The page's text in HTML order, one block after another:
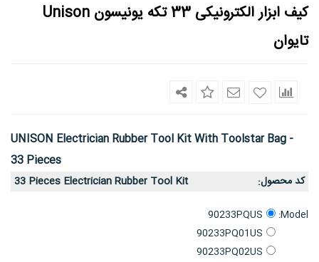
کیف ابزار الکترونیکی 33 تکه یونیسون Unison
تایوان
UNISON Electrician Rubber Tool Kit With Toolstar Bag -
33 Pieces
کد محصول:
33 Pieces Electrician Rubber Tool Kit
Model:
90233PQUS
90233PQ01US
90233PQ02US